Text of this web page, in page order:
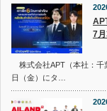
7
株式会社APT（本社：千
日（金）にタ…